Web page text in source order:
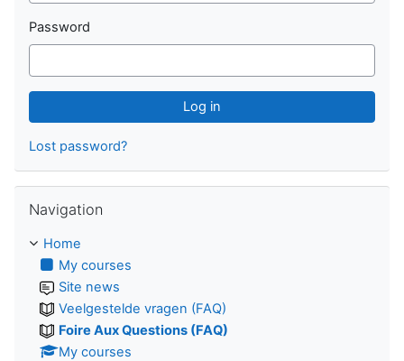
Password
Lost password?
Navigation
Home
My courses
Site news
Veelgestelde vragen (FAQ)
Foire Aux Questions (FAQ)
My courses